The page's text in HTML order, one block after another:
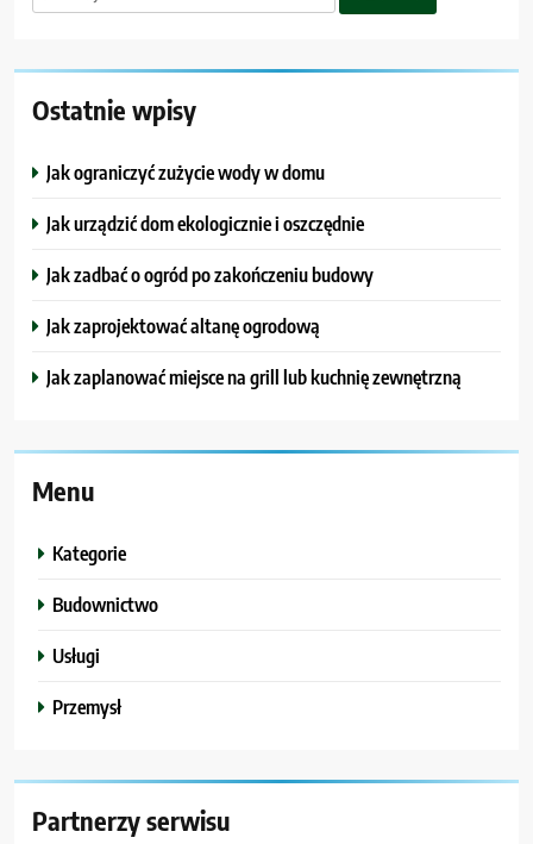
Ostatnie wpisy
Jak ograniczyć zużycie wody w domu
Jak urządzić dom ekologicznie i oszczędnie
Jak zadbać o ogród po zakończeniu budowy
Jak zaprojektować altanę ogrodową
Jak zaplanować miejsce na grill lub kuchnię zewnętrzną
Menu
Kategorie
Budownictwo
Usługi
Przemysł
Partnerzy serwisu